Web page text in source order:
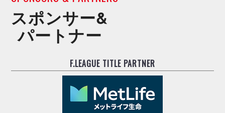
スポンサー&
パートナー
F.LEAGUE TITLE PARTNER